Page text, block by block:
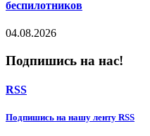
беспилотников
04.08.2026
Подпишись на нас!
RSS
Подпишиcь на нашу ленту RSS